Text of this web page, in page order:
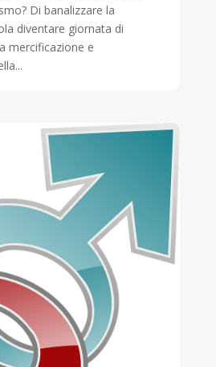
Di banalizzare la
diventare giornata di
mercificazione e